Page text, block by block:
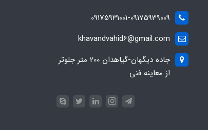
09175931001-09175939009
khavandvahid6@gmail.com
جاده دیگهان-گیاهدان 200 متر جلوتر
از معاینه فنی